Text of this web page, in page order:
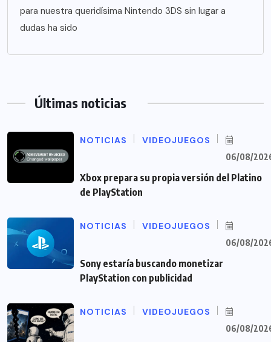
para nuestra queridísima Nintendo 3DS sin lugar a
dudas ha sido
Últimas noticias
NOTICIAS VIDEOJUEGOS
06/08/
Xbox prepara su propia versión del Platino
de PlayStation
NOTICIAS VIDEOJUEGOS
06/08/
Sony estaría buscando monetizar
PlayStation con publicidad
NOTICIAS VIDEOJUEGOS
06/08/